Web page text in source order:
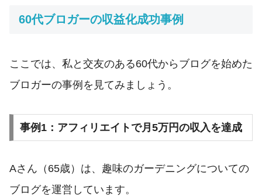
60代ブロガーの収益化成功事例
ここでは、私と交友のある60代からブログを始めた
ブロガーの事例を見てみましょう。
事例1：アフィリエイトで月5万円の収入を達成
Aさん（65歳）は、趣味のガーデニングについての
ブログを運営しています。